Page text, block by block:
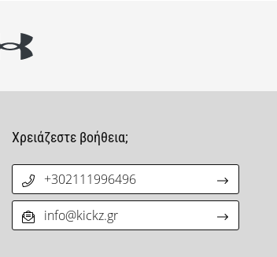
Χρειάζεστε βοήθεια;
+302111996496
info@kickz.gr